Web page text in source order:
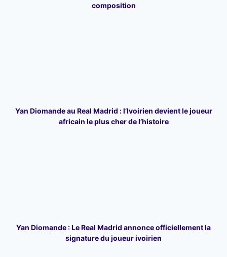
composition
Yan Diomande au Real Madrid : l’Ivoirien devient le joueur
africain le plus cher de l’histoire
Yan Diomande : Le Real Madrid annonce officiellement la
signature du joueur ivoirien